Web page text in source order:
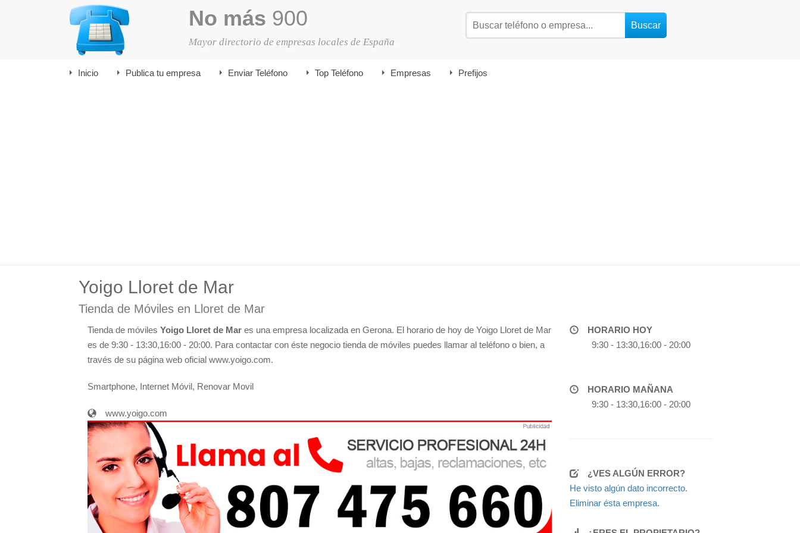
No más 900
Mayor directorio de empresas locales de España
Inicio Publica tu empresa Enviar Teléfono Top Teléfono Empresas Prefijos
Yoigo Lloret de Mar
Tienda de Móviles en Lloret de Mar
Tienda de móviles Yoigo Lloret de Mar es una empresa localizada en Gerona. El horario de hoy de Yoigo Lloret de Mar
es de 9:30 - 13:30,16:00 - 20:00. Para contactar con éste negocio tienda de móviles puedes llamar al teléfono o bien, a
través de su página web oficial www.yoigo.com.
Smartphone, Internet Móvil, Renovar Movil
www.yoigo.com
HORARIO HOY
9:30 - 13:30,16:00 - 20:00
HORARIO MAÑANA
9:30 - 13:30,16:00 - 20:00
¿VES ALGÚN ERROR?
He visto algún dato incorrecto.
Eliminar ésta empresa.